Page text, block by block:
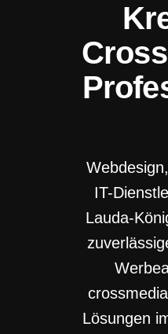
IT-
Lauda-
Lösungen